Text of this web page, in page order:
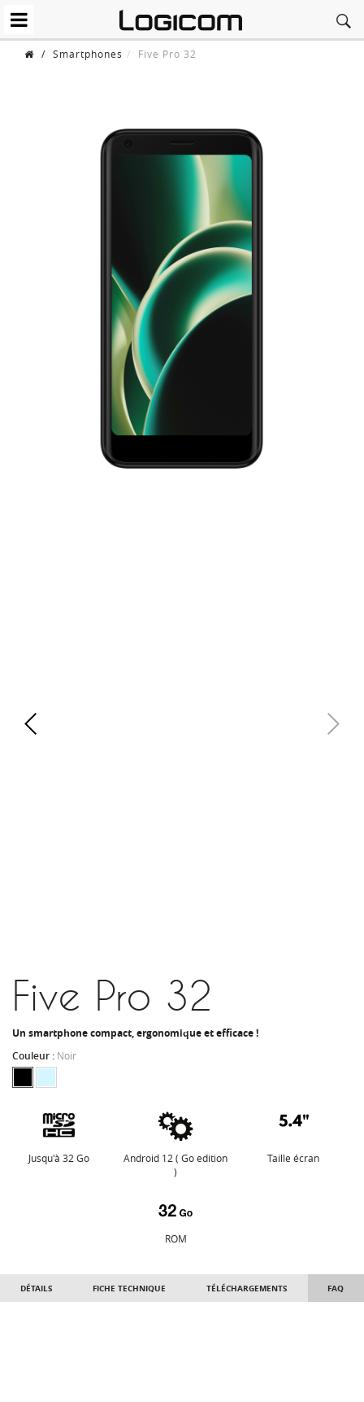
/ Smartphones Five Pro 32
Five Pro 32
Un smartphone compact, ergonomique et efficace !
Couleur : Noir
Jusqu'à 32 Go
Android 12 ( Go edition
)
Taille écran
ROM
DÉTAILS FICHE TECHNIQUE TÉLÉCHARGEMENTS FAQ